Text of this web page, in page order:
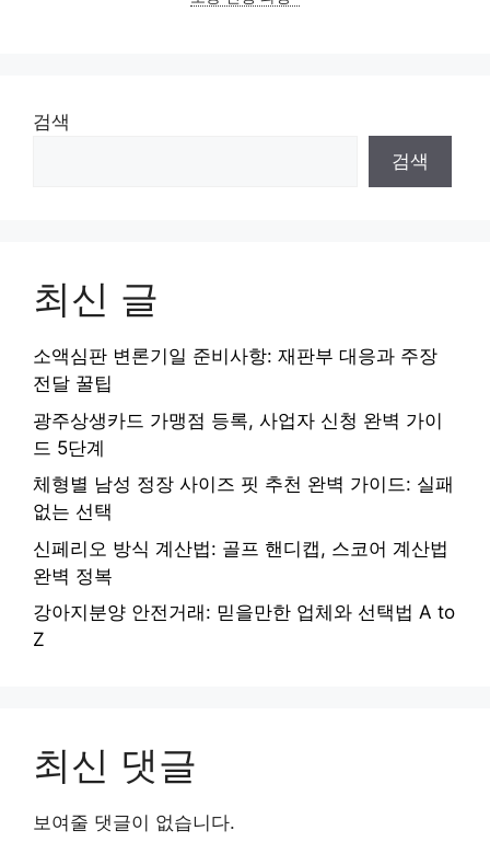
검색
검색
최신 글
소액심판 변론기일 준비사항: 재판부 대응과 주장
전달 꿀팁
광주상생카드 가맹점 등록, 사업자 신청 완벽 가이
드 5단계
체형별 남성 정장 사이즈 핏 추천 완벽 가이드: 실패
없는 선택
신페리오 방식 계산법: 골프 핸디캡, 스코어 계산법
완벽 정복
강아지분양 안전거래: 믿을만한 업체와 선택법 A to
Z
최신 댓글
보여줄 댓글이 없습니다.